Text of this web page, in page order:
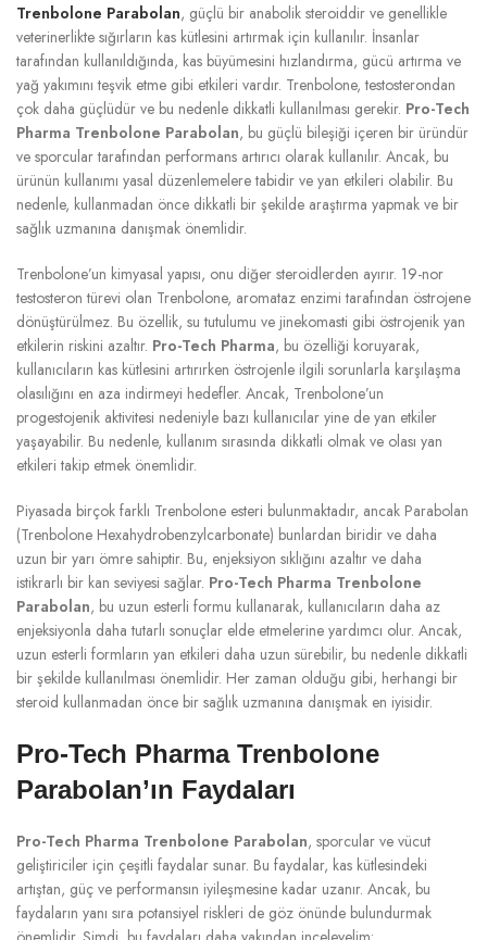
Trenbolone Parabolan, güçlü bir anabolik steroiddir ve genellikle
veterinerlikte sığırların kas kütlesini artırmak için kullanılır. İnsanlar
tarafından kullanıldığında, kas büyümesini hızlandırma, gücü artırma ve
yağ yakımını teşvik etme gibi etkileri vardır. Trenbolone, testosterondan
çok daha güçlüdür ve bu nedenle dikkatli kullanılması gerekir. Pro-Tech
Pharma Trenbolone Parabolan, bu güçlü bileşiği içeren bir üründür
ve sporcular tarafından performans artırıcı olarak kullanılır. Ancak, bu
ürünün kullanımı yasal düzenlemelere tabidir ve yan etkileri olabilir. Bu
nedenle, kullanmadan önce dikkatli bir şekilde araştırma yapmak ve bir
sağlık uzmanına danışmak önemlidir.
Trenbolone’un kimyasal yapısı, onu diğer steroidlerden ayırır. 19-nor
testosteron türevi olan Trenbolone, aromataz enzimi tarafından östrojene
dönüştürülmez. Bu özellik, su tutulumu ve jinekomasti gibi östrojenik yan
etkilerin riskini azaltır. Pro-Tech Pharma, bu özelliği koruyarak,
kullanıcıların kas kütlesini artırırken östrojenle ilgili sorunlarla karşılaşma
olasılığını en aza indirmeyi hedefler. Ancak, Trenbolone’un
progestojenik aktivitesi nedeniyle bazı kullanıcılar yine de yan etkiler
yaşayabilir. Bu nedenle, kullanım sırasında dikkatli olmak ve olası yan
etkileri takip etmek önemlidir.
Piyasada birçok farklı Trenbolone esteri bulunmaktadır, ancak Parabolan
(Trenbolone Hexahydrobenzylcarbonate) bunlardan biridir ve daha
uzun bir yarı ömre sahiptir. Bu, enjeksiyon sıklığını azaltır ve daha
istikrarlı bir kan seviyesi sağlar. Pro-Tech Pharma Trenbolone
Parabolan, bu uzun esterli formu kullanarak, kullanıcıların daha az
enjeksiyonla daha tutarlı sonuçlar elde etmelerine yardımcı olur. Ancak,
uzun esterli formların yan etkileri daha uzun sürebilir, bu nedenle dikkatli
bir şekilde kullanılması önemlidir. Her zaman olduğu gibi, herhangi bir
steroid kullanmadan önce bir sağlık uzmanına danışmak en iyisidir.
Pro-Tech Pharma Trenbolone
Parabolan’ın Faydaları
Pro-Tech Pharma Trenbolone Parabolan, sporcular ve vücut
geliştiriciler için çeşitli faydalar sunar. Bu faydalar, kas kütlesindeki
artıştan, güç ve performansın iyileşmesine kadar uzanır. Ancak, bu
faydaların yanı sıra potansiyel riskleri de göz önünde bulundurmak